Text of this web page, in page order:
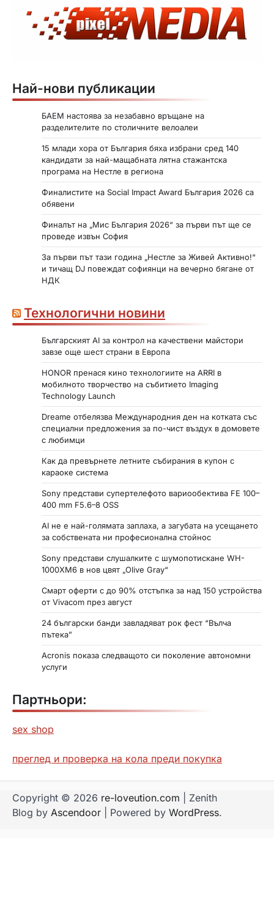
Най-нови публикации
БАЕМ настоява за незабавно връщане на
разделителите по столичните велоалеи
15 млади хора от България бяха избрани сред 140
кандидати за най-мащабната лятна стажантска
програма на Нестле в региона
Финалистите на Social Impact Award България 2026 са
обявени
Финалът на „Мис България 2026“ за първи път ще се
проведе извън София
За първи път тази година „Нестле за Живей Активно!“
и тичащ DJ повеждат софиянци на вечерно бягане от
НДК
Технологични новини
Българският AI за контрол на качествени майстори
завзе още шест страни в Европа
HONOR пренася кино технологиите на ARRI в
мобилното творчество на събитието Imaging
Technology Launch
Dreame отбелязва Международния ден на котката със
специални предложения за по-чист въздух в домовете
с любимци
Как да превърнете летните събирания в купон с
караоке система
Sony представи супертелефото вариообектива FE 100–
400 mm F5.6–8 OSS
AI не е най-голямата заплаха, а загубата на усещането
за собствената ни професионална стойнос
Sony представи слушалките с шумопотискане WH-
1000XM6 в нов цвят „Olive Gray“
Смарт оферти с до 90% отстъпка за над 150 устройства
от Vivacom през август
24 български банди завладяват рок фест “Вълча
пътека”
Acronis показа следващото си поколение автономни
услуги
Партньори:
sex shop
преглед и проверка на кола преди покупка
Copyright © 2026 re-loveution.com | Zenith
Blog by Ascendoor | Powered by WordPress.